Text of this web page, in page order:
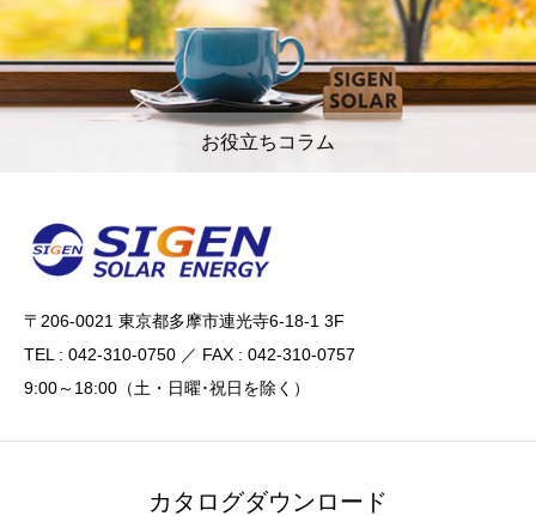
お役立ちコラム
〒206-0021 東京都多摩市連光寺6-18-1 3F
TEL : 042-310-0750 ／ FAX : 042-310-0757
9:00～18:00（土・日曜･祝日を除く）
カタログダウンロード